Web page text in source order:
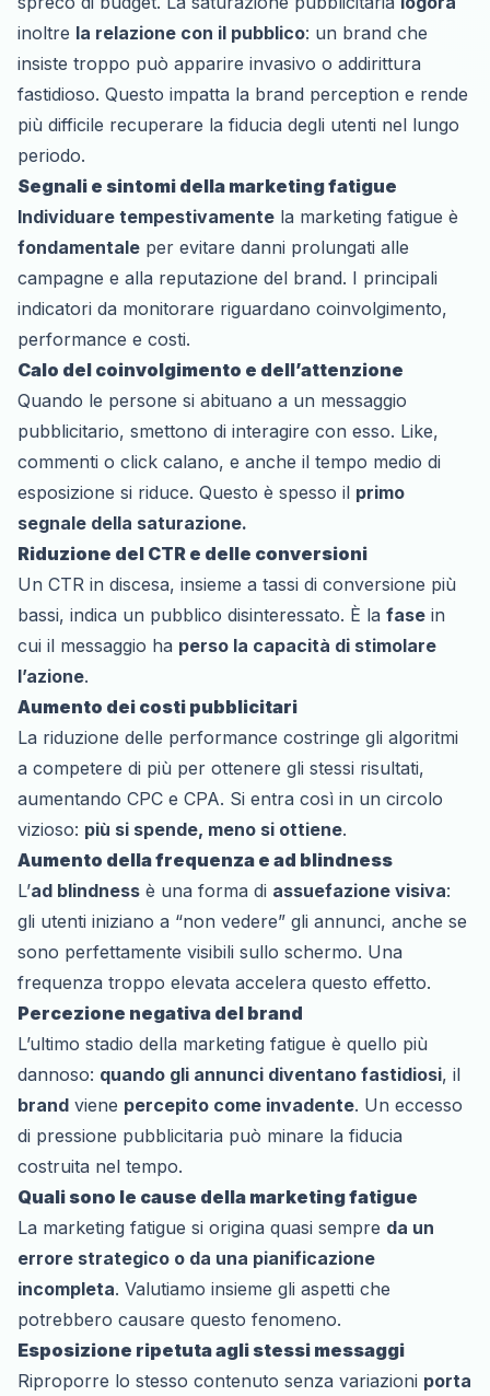
inoltre la relazione con il pubblico: un brand che
insiste troppo può apparire invasivo o addirittura
fastidioso. Questo impatta la brand perception e rende
più difficile recuperare la fiducia degli utenti nel lungo
periodo.
Segnali e sintomi della marketing fatigue
Individuare tempestivamente la marketing fatigue è
fondamentale per evitare danni prolungati alle
campagne e alla reputazione del brand. I principali
indicatori da monitorare riguardano coinvolgimento,
performance e costi.
Calo del coinvolgimento e dell’attenzione
Quando le persone si abituano a un messaggio
pubblicitario, smettono di interagire con esso. Like,
commenti o click calano, e anche il tempo medio di
esposizione si riduce. Questo è spesso il primo
segnale della saturazione.
Riduzione del CTR e delle conversioni
Un CTR in discesa, insieme a tassi di conversione più
bassi, indica un pubblico disinteressato. È la fase in
cui il messaggio ha perso la capacità di stimolare
l’azione.
Aumento dei costi pubblicitari
La riduzione delle performance costringe gli algoritmi
a competere di più per ottenere gli stessi risultati,
aumentando CPC e CPA. Si entra così in un circolo
vizioso: più si spende, meno si ottiene.
Aumento della frequenza e ad blindness
L’ad blindness è una forma di assuefazione visiva:
gli utenti iniziano a “non vedere” gli annunci, anche se
sono perfettamente visibili sullo schermo. Una
frequenza troppo elevata accelera questo effetto.
Percezione negativa del brand
L’ultimo stadio della marketing fatigue è quello più
dannoso: quando gli annunci diventano fastidiosi, il
brand viene percepito come invadente. Un eccesso
di pressione pubblicitaria può minare la fiducia
costruita nel tempo.
Quali sono le cause della marketing fatigue
La marketing fatigue si origina quasi sempre da un
errore strategico o da una pianificazione
incompleta. Valutiamo insieme gli aspetti che
potrebbero causare questo fenomeno.
Esposizione ripetuta agli stessi messaggi
Riproporre lo stesso contenuto senza variazioni porta